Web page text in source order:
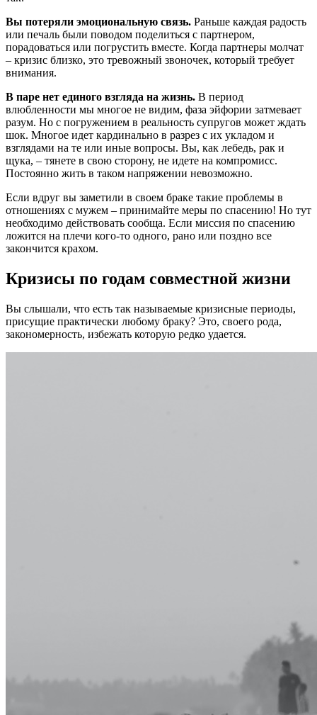
Вы потеряли эмоциональную связь. Раньше каждая радость
или печаль были поводом поделиться с партнером,
порадоваться или погрустить вместе. Когда партнеры молчат
– кризис близко, это тревожный звоночек, который требует
внимания.
В паре нет единого взгляда на жизнь. В период
влюбленности мы многое не видим, фаза эйфории затмевает
разум. Но с погружением в реальность супругов может ждать
шок. Многое идет кардинально в разрез с их укладом и
взглядами на те или иные вопросы. Вы, как лебедь, рак и
щука, – тянете в свою сторону, не идете на компромисс.
Постоянно жить в таком напряжении невозможно.
Если вдруг вы заметили в своем браке такие проблемы в
отношениях с мужем – принимайте меры по спасению! Но тут
необходимо действовать сообща. Если миссия по спасению
ложится на плечи кого-то одного, рано или поздно все
закончится крахом.
Кризисы по годам совместной жизни
Вы слышали, что есть так называемые кризисные периоды,
присущие практически любому браку? Это, своего рода,
закономерность, избежать которую редко удается.